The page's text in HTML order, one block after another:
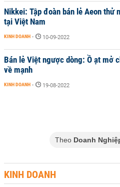
Nikkei: Tập đoàn bán lẻ Aeon thử
tại Việt Nam
KINH DOANH - 10-09-2022
Bán lẻ Việt ngược dòng: Ồ ạt mở
về mạnh
KINH DOANH - 19-08-2022
Theo Doanh
KINH DOANH